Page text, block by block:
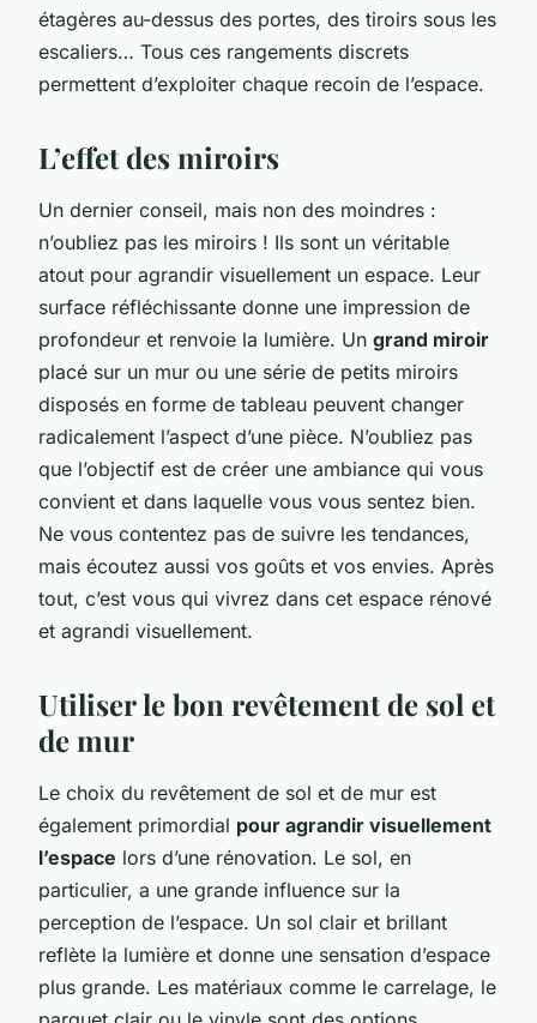
étagères au-dessus des portes, des tiroirs sous les
escaliers… Tous ces rangements discrets
permettent d’exploiter chaque recoin de l’espace.
L’effet des miroirs
Un dernier conseil, mais non des moindres :
n’oubliez pas les miroirs ! Ils sont un véritable
atout pour agrandir visuellement un espace. Leur
surface réfléchissante donne une impression de
profondeur et renvoie la lumière. Un grand miroir
placé sur un mur ou une série de petits miroirs
disposés en forme de tableau peuvent changer
radicalement l’aspect d’une pièce. N’oubliez pas
que l’objectif est de créer une ambiance qui vous
convient et dans laquelle vous vous sentez bien.
Ne vous contentez pas de suivre les tendances,
mais écoutez aussi vos goûts et vos envies. Après
tout, c’est vous qui vivrez dans cet espace rénové
et agrandi visuellement.
Utiliser le bon revêtement de sol et
de mur
Le choix du revêtement de sol et de mur est
également primordial pour agrandir visuellement
l’espace lors d’une rénovation. Le sol, en
particulier, a une grande influence sur la
perception de l’espace. Un sol clair et brillant
reflète la lumière et donne une sensation d’espace
plus grande. Les matériaux comme le carrelage, le